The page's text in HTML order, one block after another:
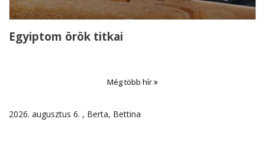
Egyiptom örök titkai
Még több hír
2026. augusztus 6. , Berta, Bettina